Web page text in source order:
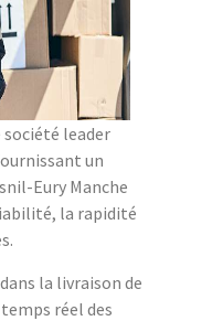
société leader
un
Eury Manche
la rapidité
la livraison de
réel des